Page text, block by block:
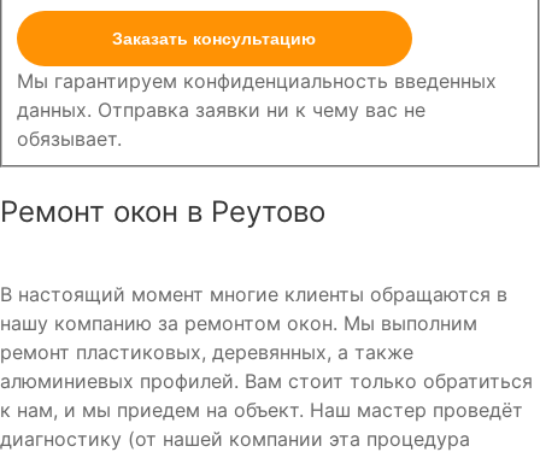
Заказать консультацию
Мы гарантируем конфиденциальность введенных
данных. Отправка заявки ни к чему вас не
обязывает.
Ремонт окон в Реутово
В настоящий момент многие клиенты обращаются в
нашу компанию за ремонтом окон. Мы выполним
ремонт пластиковых, деревянных, а также
алюминиевых профилей. Вам стоит только обратиться
к нам, и мы приедем на объект. Наш мастер проведёт
диагностику (от нашей компании эта процедура